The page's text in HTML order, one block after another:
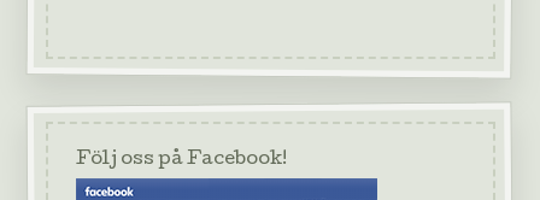
Följ oss på Facebook!